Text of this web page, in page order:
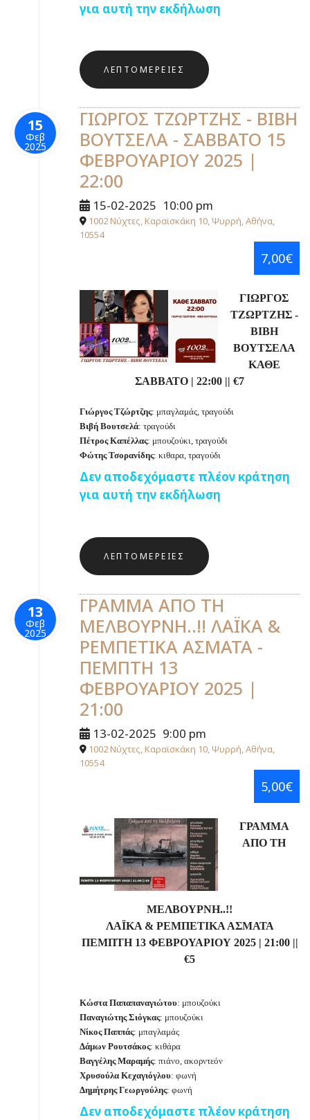
για αυτή την εκδήλωση
ΛΕΠΤΟΜΈΡΕΙΕΣ
15
Φεβ
2025
ΓΙΩΡΓΟΣ ΤΖΩΡΤΖΗΣ - ΒΙΒΗ
ΒΟΥΤΣΕΛΑ - ΣΑΒΒΑΤΟ 15
ΦΕΒΡΟΥΑΡΙΟΥ 2025 |
22:00
15-02-2025 10:00 pm
1002 Νύχτες, Καραϊσκάκη 10, Ψυρρή, Αθήνα,
10554
7,00€
ΓΙΩΡΓΟΣ
ΤΖΩΡΤΖΗΣ -
ΒΙΒΗ
ΒΟΥΤΣΕΛΑ
ΚΑΘΕ
ΣΑΒΒΑΤΟ | 22:00 || €7
Γιώργος Τζώρτζης: μπαγλαμάς, τραγούδι
Βιβή Βουτσελά: τραγούδι
Πέτρος Καπέλλας: μπουζούκι, τραγούδι
Φώτης Τσορανίδης: κιθαρα, τραγούδι
Δεν αποδεχόμαστε πλέον κράτηση
για αυτή την εκδήλωση
ΛΕΠΤΟΜΈΡΕΙΕΣ
13
Φεβ
2025
ΓΡΑΜΜΑ ΑΠΟ ΤΗ
ΜΕΛΒΟΥΡΝΗ..!! ΛΑΪΚΑ &
ΡΕΜΠΕΤΙΚΑ ΑΣΜΑΤΑ -
ΠΕΜΠΤΗ 13
ΦΕΒΡΟΥΑΡΙΟΥ 2025 |
21:00
13-02-2025 9:00 pm
1002 Νύχτες, Καραϊσκάκη 10, Ψυρρή, Αθήνα,
10554
5,00€
ΓΡΑΜΜΑ
ΑΠΟ ΤΗ
ΜΕΛΒΟΥΡΝΗ..!!
ΛΑΪΚΑ & ΡΕΜΠΕΤΙΚΑ ΑΣΜΑΤΑ
ΠΕΜΠΤΗ 13 ΦΕΒΡΟΥΑΡΙΟΥ 2025 | 21:00 ||
€5
Κώστα Παπαπαναγιώτου: μπουζούκι
Παναγιώτης Σιόγκας: μπουζούκι
Νίκος Παππάς: μπαγλαμάς
Δάμων Ρουτσάκος: κιθάρα
Βαγγέλης Μαραμής: πιάνο, ακορντεόν
Χρυσούλα Κεχαγιόγλου: φωνή
Δημήτρης Γεωργούλης: φωνή
Δεν αποδεχόμαστε πλέον κράτηση